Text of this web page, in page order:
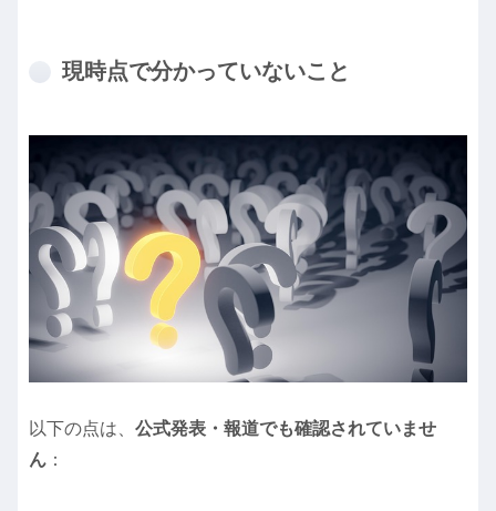
現時点で分かっていないこと
以下の点は、 公式発表・報道でも確認されていませ
ん ：